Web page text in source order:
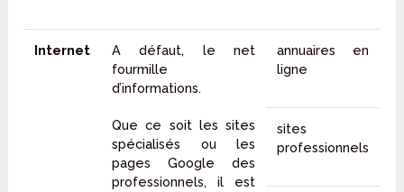
Internet
A défaut, le net
fourmille
d’informations.
Que ce soit les sites
spécialisés ou les
pages Google des
professionnels, il est
annuaires en
ligne
sites
professionnels